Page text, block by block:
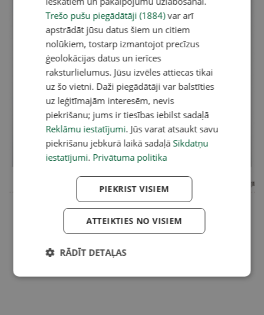
Latvijas Avīze / Latvijas Mediji
Trešo pušu piegādātāji (1884)var arī
apstrādāt jūsu datus šiem un citiem
nolūkiem, tostarp izmantojot precīzus
ģeolokācijas datus un ierīces
raksturlielumus. Jūsu izvēles attiecas tikai
uz šo vietni. Daži piegādātāji var balstīties
uz leģitīmajām interesēm, nevis
piekrišanu; jums ir tiesības iebilst sadaļā
Reklāmu iestatījumi. Jūs varat atsaukt savu
piekrišanu jebkurā laikā sadaļā Sīkdatņu
iestatījumi. Privātuma politika
PIEKRIST VISIEM
ATTEIKTIES NO VISIEM
RĀDĪT DETAĻAS